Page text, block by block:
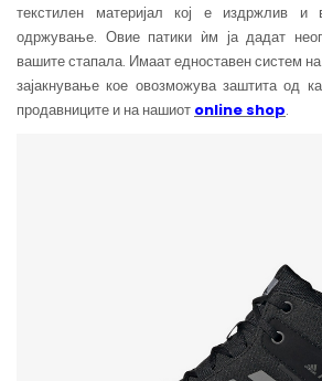
текстилен материјал кој е издржлив и
одржување. Овие патики ѝм ја дадат
вашите стапала. Имаат едноставен систем
зајакнување кое овозможува заштита од
продавниците и на нашиот online shop.